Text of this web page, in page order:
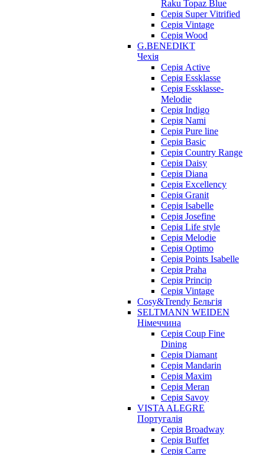
Raku Topaz Blue
Серія Super Vitrified
Серія Vintage
Серія Wood
G.BENEDIKT
Чехія
Cерія Active
Cерія Essklasse
Cерія Essklasse-
Melodie
Cерія Indigo
Cерія Nami
Cерія Pure line
Серія Basic
Серія Country Range
Серія Daisy
Серія Diana
Серія Excellency
Серія Granit
Серія Isabelle
Серія Josefine
Серія Life style
Серія Melodie
Серія Optimo
Серія Points Isabelle
Серія Praha
Серія Princip
Серія Vintage
Cosy&Trendy Бельгія
SELTMANN WEIDEN
Німеччина
Cерія Coup Fine
Dining
Cерія Diamant
Cерія Mandarin
Cерія Maxim
Серія Meran
Серія Savoy
VISTA ALEGRE
Португалія
Серія Broadway
Серія Buffet
Серія Carre